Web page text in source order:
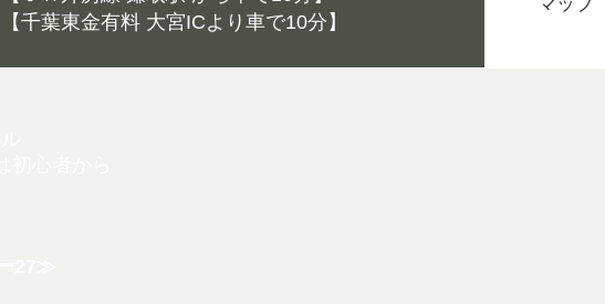
【千葉東金有料 大宮ICより車で10分】